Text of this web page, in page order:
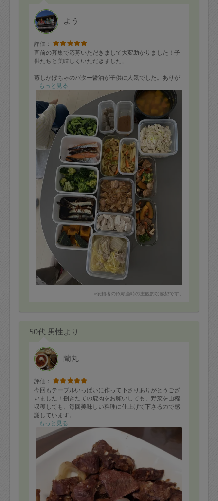
よう
評価：
直前の募集で応募いただきまして大変助かりました！子
供たちと美味しくいただきました。
蒸しかぼちゃのバター醤油が子供に人気でした。ありが
とうございました！
もっと見る
※依頼者の依頼当時の主観的な感想です。
50代 男性より
蘭丸
評価：
今回もテーブルいっぱいに作って下さりありがとうござ
いました！捌きたての鹿肉をお願いしても、野菜を山程
収穫しても、毎回美味しい料理に仕上げて下さるので感
謝しています。
今回作って下さったボルシチは小分けにして冷凍しまし
た。仕事で疲れた夜のご褒美用です。鹿肉は温かいうち
に完食しました！美味しかったです。また宜しくお願い
します★
もっと見る